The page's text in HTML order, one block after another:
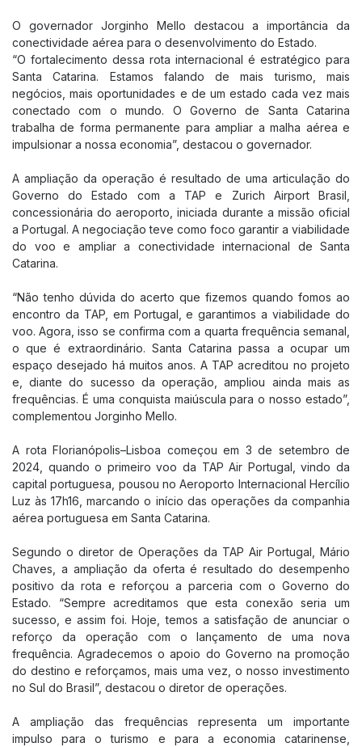
Estacionamento
Guia do passageiro
Portal do Cliente
O AEROPORTO
Lojas
Alimentação
Serviços
Aluguel de Carros
Tour no Aeroporto
Aeroporto para todos
Floripa Airport Shop
BOULEVARD 14/32
Boulevard 14/32
Eventos
NEGÓCIOS
Cargo
Negócios Aéreos
Comercial
Espaço para Eventos
Floripa Datacenter
SOBRE FLORIPA AIRPORT
Quem somos
Trabalhe Conosco
O governador Jorginho Mello destacou a importância da
conectividade aérea para o desenvolvimento do Estado.
“O fortalecimento dessa rota internacional é estratégico para
Santa Catarina. Estamos falando de mais turismo, mais
negócios, mais oportunidades e de um estado cada vez mais
conectado com o mundo. O Governo de Santa Catarina
trabalha de forma permanente para ampliar a malha aérea e
impulsionar a nossa economia”, destacou o governador.
A ampliação da operação é resultado de uma articulação do
Governo do Estado com a TAP e Zurich Airport Brasil,
concessionária do aeroporto, iniciada durante a missão oficial
a Portugal. A negociação teve como foco garantir a viabilidade
do voo e ampliar a conectividade internacional de Santa
Catarina.
“Não tenho dúvida do acerto que fizemos quando fomos ao
encontro da TAP, em Portugal, e garantimos a viabilidade do
voo. Agora, isso se confirma com a quarta frequência semanal,
o que é extraordinário. Santa Catarina passa a ocupar um
espaço desejado há muitos anos. A TAP acreditou no projeto
e, diante do sucesso da operação, ampliou ainda mais as
frequências. É uma conquista maiúscula para o nosso estado”,
complementou Jorginho Mello.
A rota Florianópolis–Lisboa começou em 3 de setembro de
2024, quando o primeiro voo da TAP Air Portugal, vindo da
capital portuguesa, pousou no Aeroporto Internacional Hercílio
Luz às 17h16, marcando o início das operações da companhia
aérea portuguesa em Santa Catarina.
Segundo o diretor de Operações da TAP Air Portugal, Mário
Chaves, a ampliação da oferta é resultado do desempenho
positivo da rota e reforçou a parceria com o Governo do
Estado. “Sempre acreditamos que esta conexão seria um
sucesso, e assim foi. Hoje, temos a satisfação de anunciar o
reforço da operação com o lançamento de uma nova
frequência. Agradecemos o apoio do Governo na promoção
do destino e reforçamos, mais uma vez, o nosso investimento
no Sul do Brasil”, destacou o diretor de operações.
A ampliação das frequências representa um importante
impulso para o turismo e para a economia catarinense,